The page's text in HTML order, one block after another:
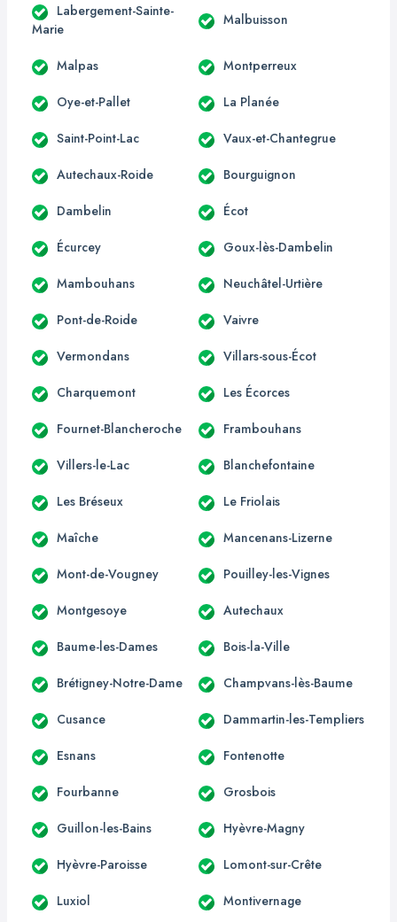
Labergement-Sainte-
Marie
Malbuisson
Malpas Montperreux
Oye-et-Pallet La Planée
Saint-Point-Lac Vaux-et-Chantegrue
Autechaux-Roide Bourguignon
Dambelin Écot
Écurcey Goux-lès-Dambelin
Mambouhans Neuchâtel-Urtière
Pont-de-Roide Vaivre
Vermondans Villars-sous-Écot
Charquemont Les Écorces
Fournet-Blancheroche Frambouhans
Villers-le-Lac Blanchefontaine
Les Bréseux Le Friolais
Maîche Mancenans-Lizerne
Mont-de-Vougney Pouilley-les-Vignes
Montgesoye Autechaux
Baume-les-Dames Bois-la-Ville
Brétigney-Notre-Dame Champvans-lès-Baume
Cusance Dammartin-les-Templiers
Esnans Fontenotte
Fourbanne Grosbois
Guillon-les-Bains Hyèvre-Magny
Hyèvre-Paroisse Lomont-sur-Crête
Luxiol Montivernage